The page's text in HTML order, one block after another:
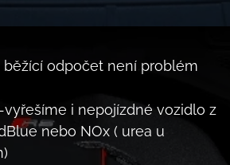
běžící odpočet není problém
i nepojízdné vozidlo z
nebo NOx ( urea u